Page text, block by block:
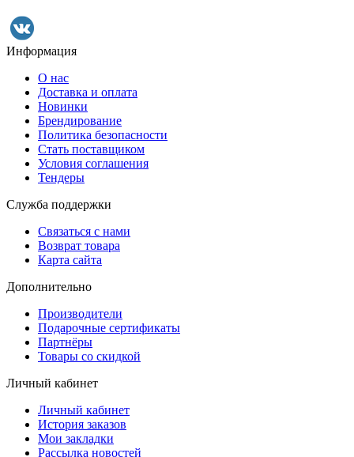
Информация
О нас
Доставка и оплата
Новинки
Брендирование
Политика безопасности
Стать поставщиком
Условия соглашения
Тендеры
Служба поддержки
Связаться с нами
Возврат товара
Карта сайта
Дополнительно
Производители
Подарочные сертификаты
Партнёры
Товары со скидкой
Личный кабинет
Личный кабинет
История заказов
Мои закладки
Рассылка новостей